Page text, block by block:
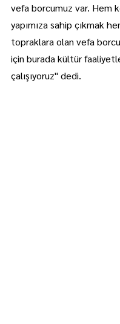
vefa borcumuz var. Hem
yapımıza sahip çıkmak
topraklara olan vefa
için burada kültür
çalışıyoruz" dedi.